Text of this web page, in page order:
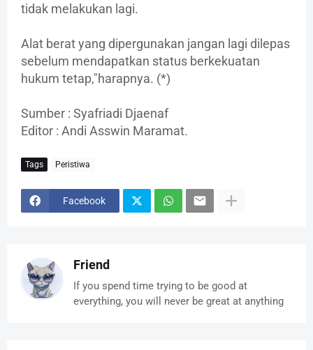
tidak melakukan lagi.
Alat berat yang dipergunakan jangan lagi dilepas
sebelum mendapatkan status berkekuatan
hukum tetap,"harapnya. (*)
Sumber : Syafriadi Djaenaf
Editor : Andi Asswin Maramat.
Tags Peristiwa
Facebook
Friend
If you spend time trying to be good at
everything, you will never be great at anything